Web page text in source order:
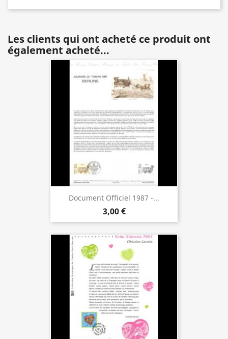
Les clients qui ont acheté ce produit ont
également acheté...
Document Officiel 1987 -...
3,00 €